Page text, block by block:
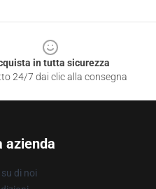
in tutta sicurezza
24/7 dai clic alla consegna
azienda
di noi